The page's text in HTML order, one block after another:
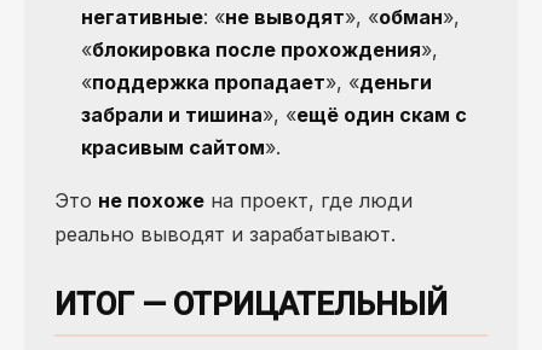
негативные: «не выводят», «обман»,
«блокировка после прохождения»,
«поддержка пропадает», «деньги
забрали и тишина», «ещё один скам с
красивым сайтом».
Это не похоже на проект, где люди
реально выводят и зарабатывают.
ИТОГ — ОТРИЦАТЕЛЬНЫЙ